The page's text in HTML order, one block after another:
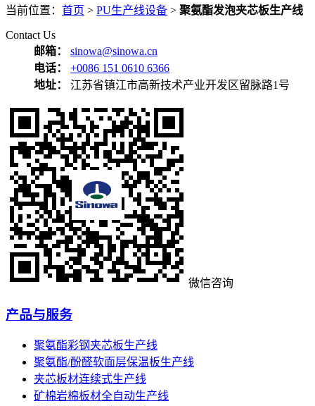
当前位置： 首页 > PU生产线设备 > 聚氨酯发泡夹芯板生产线
Contact Us
邮箱：
sinowa@sinowa.cn
电话：
+0086 151 0610 6366
地址：
江苏省镇江市高新技术产业开发区留脉路1号
微信咨询
产品与服务
聚氨酯彩钢夹芯板生产线
聚氨酯/酚醛软面层保温板生产线
夹芯板材连续式生产线
矿棉岩棉板材全自动生产线